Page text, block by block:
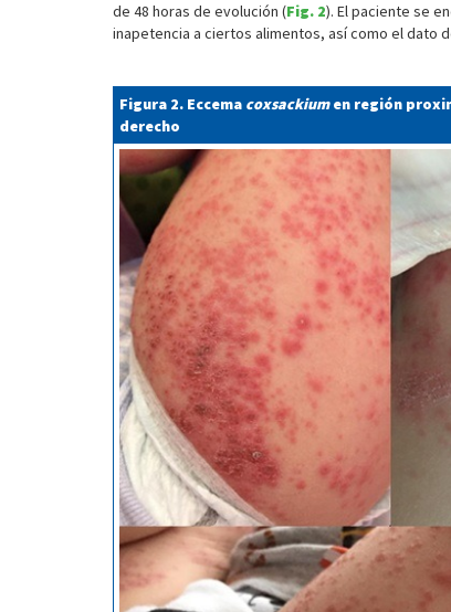
de 48 horas de evolución (Fig. 2). El paciente se
inapetencia a ciertos alimentos, así como el dato
Figura 2. Eccema coxsackiumen región
derecho